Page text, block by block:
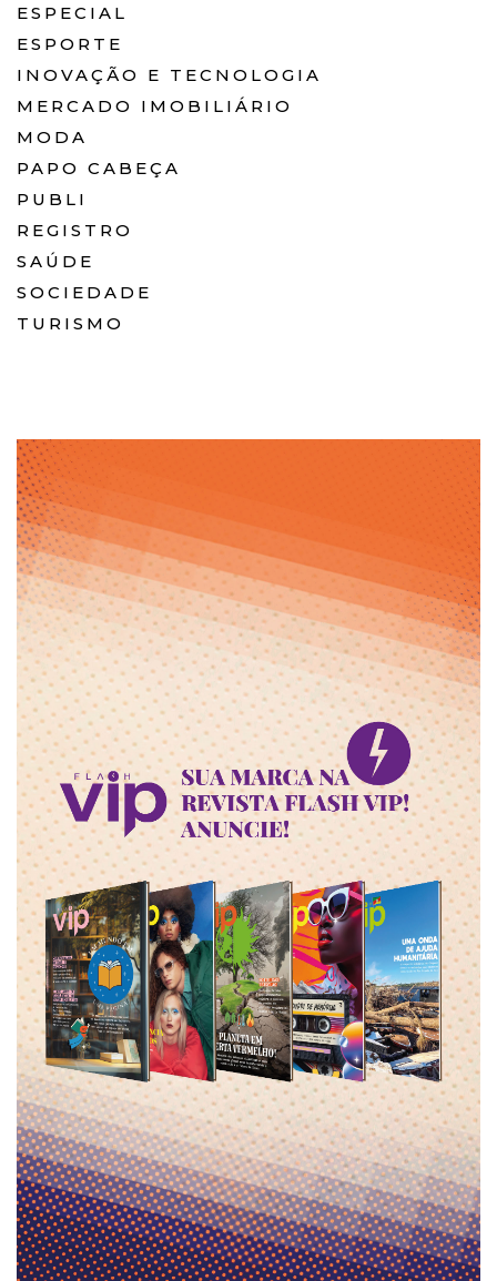
ESPECIAL
ESPORTE
INOVAÇÃO E TECNOLOGIA
MERCADO IMOBILIÁRIO
MODA
PAPO CABEÇA
PUBLI
REGISTRO
SAÚDE
SOCIEDADE
TURISMO